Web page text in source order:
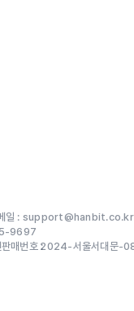
용 장비를 연동하는 하
비를 연동하는 하이브
일 : support@hanbit.co.kr
9697
매번호 :2024-서울서대문-